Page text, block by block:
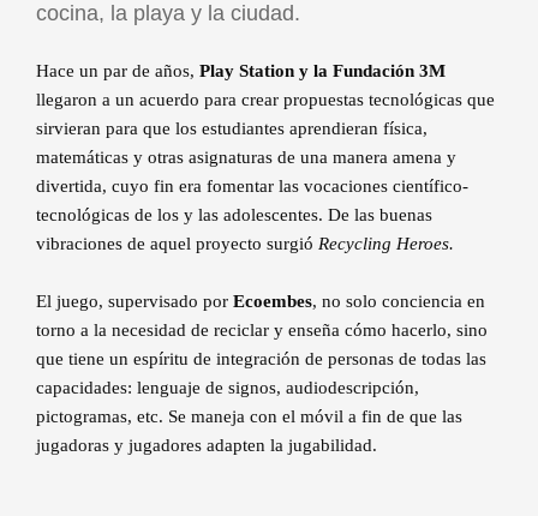
cocina, la playa y la ciudad.
Hace un par de años, Play Station y la Fundación 3M
llegaron a un acuerdo para crear propuestas tecnológicas que
sirvieran para que los estudiantes aprendieran física,
matemáticas y otras asignaturas de una manera amena y
divertida, cuyo fin era fomentar las vocaciones científico-
tecnológicas de los y las adolescentes. De las buenas
vibraciones de aquel proyecto surgió Recycling Heroes.
El juego, supervisado por Ecoembes, no solo conciencia en
torno a la necesidad de reciclar y enseña cómo hacerlo, sino
que tiene un espíritu de integración de personas de todas las
capacidades: lenguaje de signos, audiodescripción,
pictogramas, etc. Se maneja con el móvil a fin de que las
jugadoras y jugadores adapten la jugabilidad.